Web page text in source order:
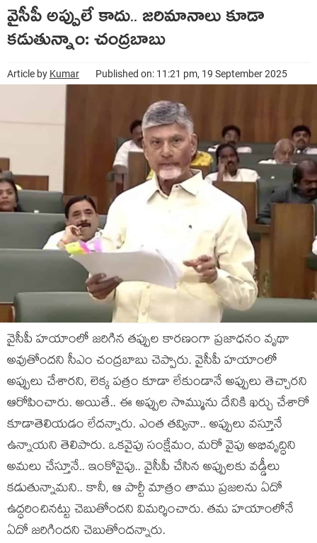
వైసీపీ అప్పులే కాదు.. జ‌రిమానాలు కూడా
క‌డుతున్నాం: చంద్ర‌బాబు
Article by Kumar Published on: 11:21 pm, 19 September 2025
వైసీపీ హ‌యాంలో జ‌రిగిన త‌ప్పుల కార‌ణంగా ప్ర‌జాధ‌నం వృథా
అవుతోంద‌ని సీఎం చంద్ర‌బాబు చెప్పారు. వైసీపీ హ‌యాంలో
అప్పులు చేశార‌ని, లెక్క ప‌త్రం కూడా లేకుండానే అప్పులు తెచ్చార‌ని
ఆరోపించారు. అయితే.. ఈ అప్పుల సొమ్మును దేనికి ఖ‌ర్చు చేశారో
కూడాతెలియ‌డం లేద‌న్నారు. ఎంత త‌వ్వినా.. అప్పులు వ‌స్తూనే
ఉన్నాయ‌ని తెలిపారు. ఒక‌వైపు సంక్షేమం, మ‌రో వైపు అభివృద్ధిని
అమ‌లు చేస్తూనే.. ఇంకోవైపు.. వైసీపీ చేసిన అప్పుల‌కు వ‌డ్డీలు
క‌డుతున్నామ‌ని.. కానీ, ఆ పార్టీ మాత్రం తాము ప్ర‌జ‌ల‌ను ఏదో
ఉద్ధ‌రించిన‌ట్టు చెబుతోంద‌ని విమ‌ర్శించారు. త‌మ హ‌యాంలోనే
ఏదో జ‌రిగింద‌ని చెబుతోంద‌న్నారు.